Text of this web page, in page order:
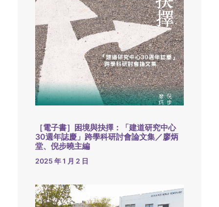
［電子書］困境與抉擇：「建道研究中心
30週年誌慶」跨學科研討會論文集／廖炳
堂、倪步曉主編
2025 年 1 月 2 日